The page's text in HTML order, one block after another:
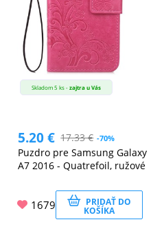
Skladom 5 ks -zajtra u Vás
5.20€ 17.33€ -70%
Puzdro pre Samsung Galaxy
A7 2016 - Quatrefoil, ružové
1679 PRIDAŤ DO
KOŠÍKA